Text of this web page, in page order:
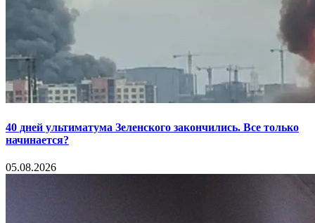
40 дней ультиматума Зеленского закончились. Все только
начинается?
05.08.2026